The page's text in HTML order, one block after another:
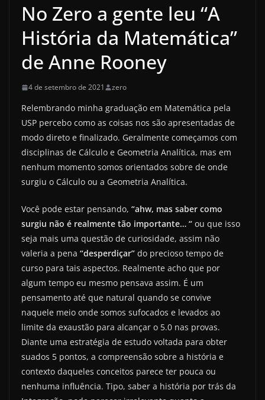
No Zero a gente leu “A
História da Matemática”
de Anne Rooney
4 de setembro de 2021 zero
Relembrando minha graduação em Matemática pela
USP percebo como as coisas nos são apresentadas de
modo direto e finalizado. Geralmente começamos com
disciplinas de Cálculo e Geometria Analítica, mas em
nenhum momento somos orientados sobre de onde
surgiu o Cálculo ou a Geometria Analítica.
Você pode estar pensando, “ahw, mas saber como
surgiu não é realmente tão importante… “ ou que isso
seja mais uma questão de curiosidade, assim não
valeria a pena “desperdiçar” do precioso tempo de
curso para tais aspectos. Realmente acho que por
algum tempo eu mesmo pensava assim. É um
pensamento até que natural quando se convive
naquele meio onde somos sufocados e levados ao
limite da exaustão para alcançar o 5.0 nas provas.
Diante uma estratégia de estudo voltada para obter
suados 5 pontos, a compreensão sobre a história e
contexto daqueles conceitos parece ter pouca ou
nenhuma influência. Tipo, saber a história por trás da